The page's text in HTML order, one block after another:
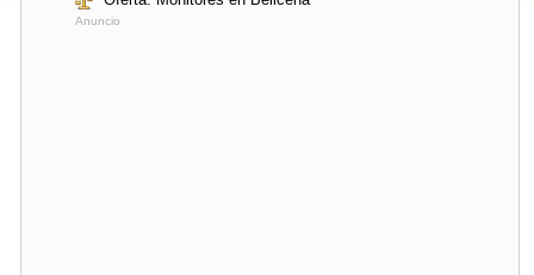
Anuncio